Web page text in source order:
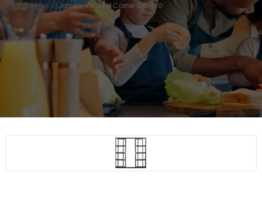
HomeProdutosJanela Vitro De Correr 120x100